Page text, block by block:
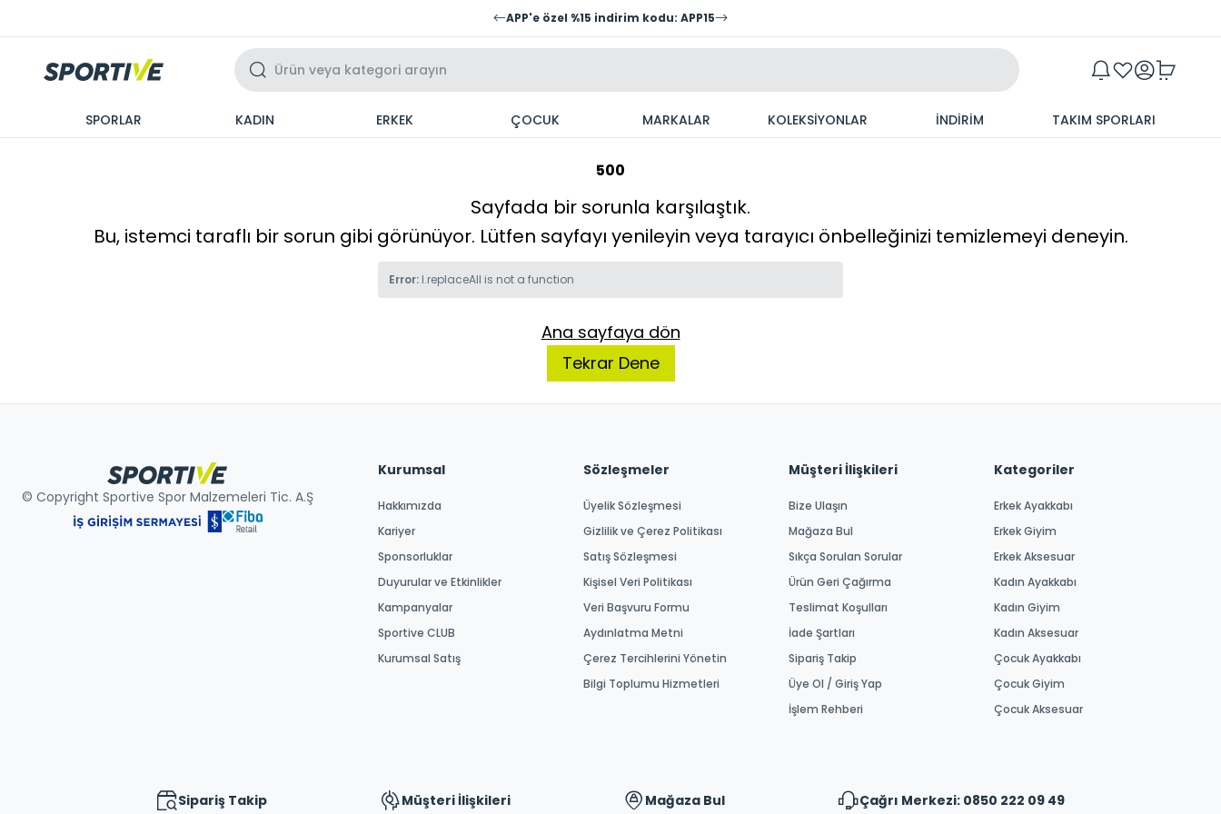
APP'e özel %15 indirim kodu: APP15
SPORLAR KADIN ERKEK ÇOCUK MARKALAR KOLEKSİYONLAR İNDİRİM TAKIM SPORLARI
500
Sayfada bir sorunla karşılaştık.
Bu, istemci taraflı bir sorun gibi görünüyor. Lütfen sayfayı yenileyin veya tarayıcı önbelleğinizi temizlemeyi deneyin.
Error: l.replaceAll is not a function
Ana sayfaya dön
Tekrar Dene
© Copyright Sportive Spor Malzemeleri Tic. A.Ş
Kurumsal
Hakkımızda
Kariyer
Sponsorluklar
Duyurular ve Etkinlikler
Kampanyalar
Sportive CLUB
Kurumsal Satış
Sözleşmeler
Üyelik Sözleşmesi
Gizlilik ve Çerez Politikası
Satış Sözleşmesi
Kişisel Veri Politikası
Veri Başvuru Formu
Aydınlatma Metni
Çerez Tercihlerini Yönetin
Bilgi Toplumu Hizmetleri
Müşteri İlişkileri
Bize Ulaşın
Mağaza Bul
Sıkça Sorulan Sorular
Ürün Geri Çağırma
Teslimat Koşulları
İade Şartları
Sipariş Takip
Üye Ol / Giriş Yap
İşlem Rehberi
Kategoriler
Erkek Ayakkabı
Erkek Giyim
Erkek Aksesuar
Kadın Ayakkabı
Kadın Giyim
Kadın Aksesuar
Çocuk Ayakkabı
Çocuk Giyim
Çocuk Aksesuar
Sipariş Takip Müşteri İlişkileri Mağaza Bul Çağrı Merkezi: 0850 222 09 49